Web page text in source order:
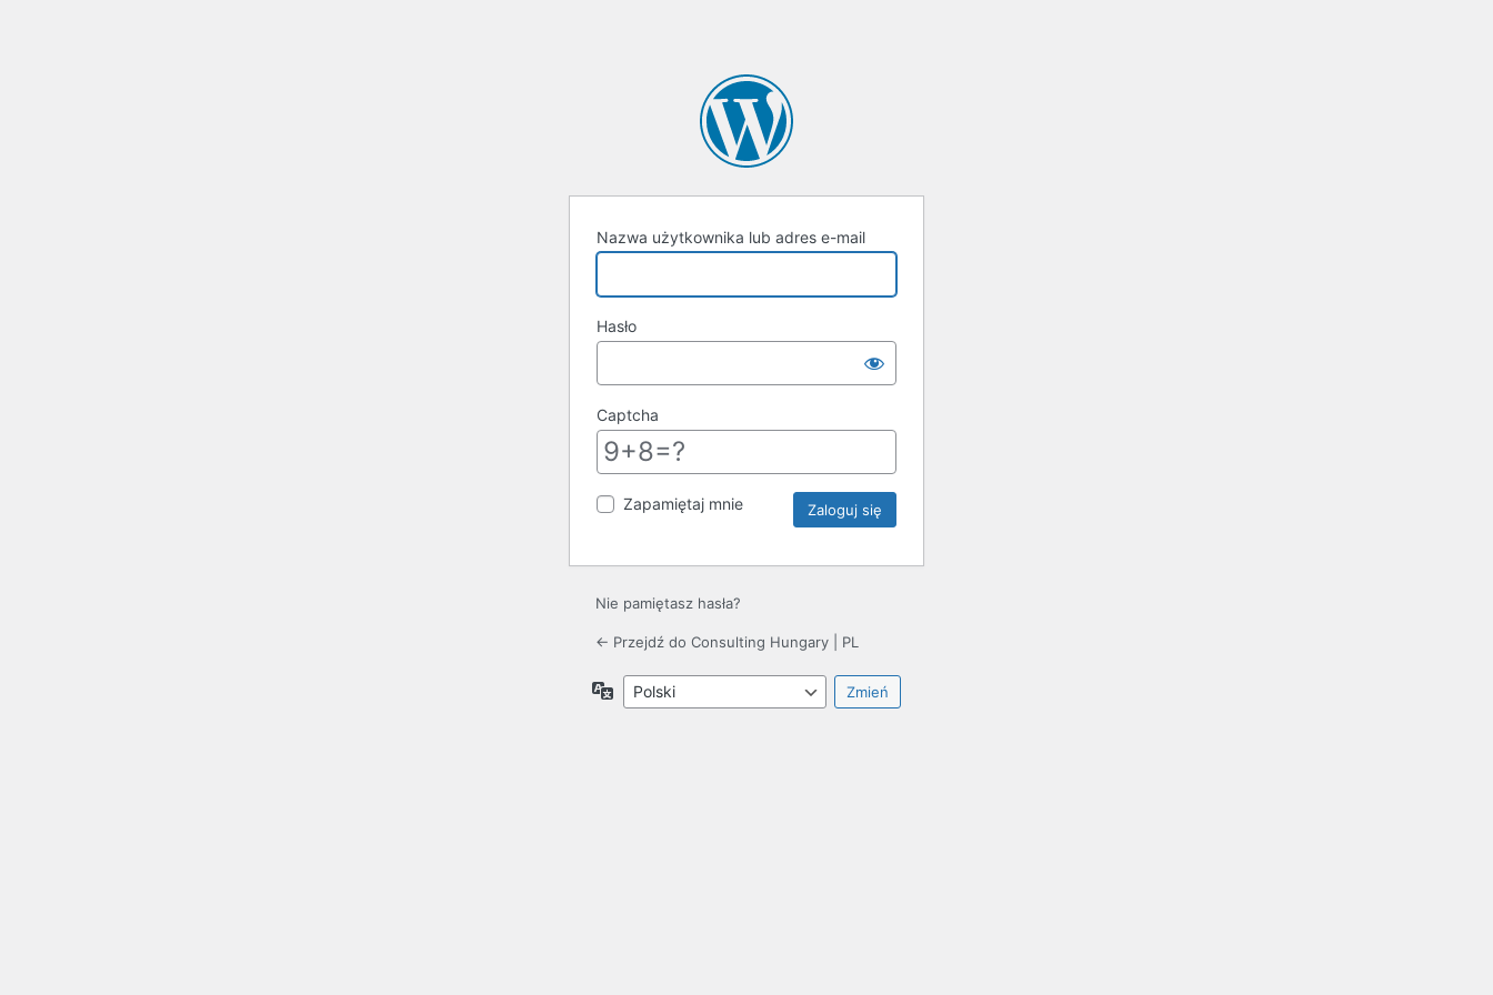
Nazwa użytkownika lub adres e-mail
Hasło
Captcha
Zapamiętaj mnie
Nie pamiętasz hasła?
← Przejdź do Consulting Hungary | PL
Język